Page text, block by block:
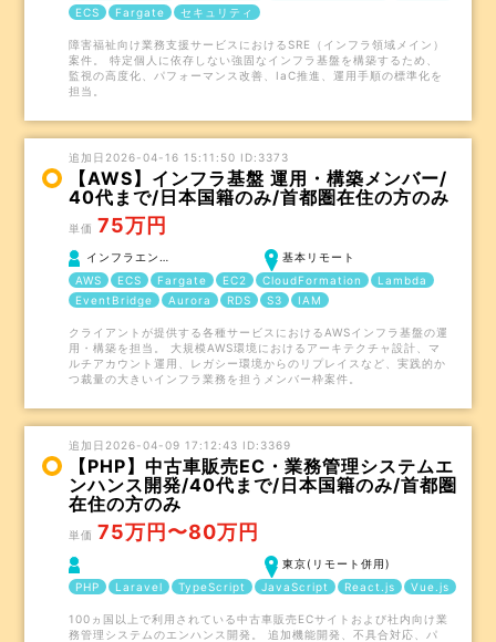
ECS
Fargate セキュリティ
障害福祉向け業務支援サービスにおけるSRE（インフラ領域メイン）
案件。 特定個人に依存しない強固なインフラ基盤を構築するため、
監視の高度化、パフォーマンス改善、IaC推進、運用手順の標準化を
担当。
追加日2026-04-16 15:11:50 ID:3373
【AWS】インフラ基盤 運用・構築メンバー/
40代まで/日本国籍のみ/首都圏在住の方のみ
単価 75万円
インフラエン…
基本リモート
AWS
ECS Fargate EC2 CloudFormation
Lambda
EventBridge
Aurora RDS S3 IAM
クライアントが提供する各種サービスにおけるAWSインフラ基盤の運
用・構築を担当。 大規模AWS環境におけるアーキテクチャ設計、マ
ルチアカウント運用、レガシー環境からのリプレイスなど、実践的か
つ裁量の大きいインフラ業務を担うメンバー枠案件。
追加日2026-04-09 17:12:43 ID:3369
【PHP】中古車販売EC・業務管理システムエ
ンハンス開発/40代まで/日本国籍のみ/首都圏
在住の方のみ
単価 75万円〜80万円
東京(リモート併用)
PHP
Laravel TypeScript JavaScript React.js Vue.js
100ヵ国以上で利用されている中古車販売ECサイトおよび社内向け業
務管理システムのエンハンス開発。 追加機能開発、不具合対応、パ